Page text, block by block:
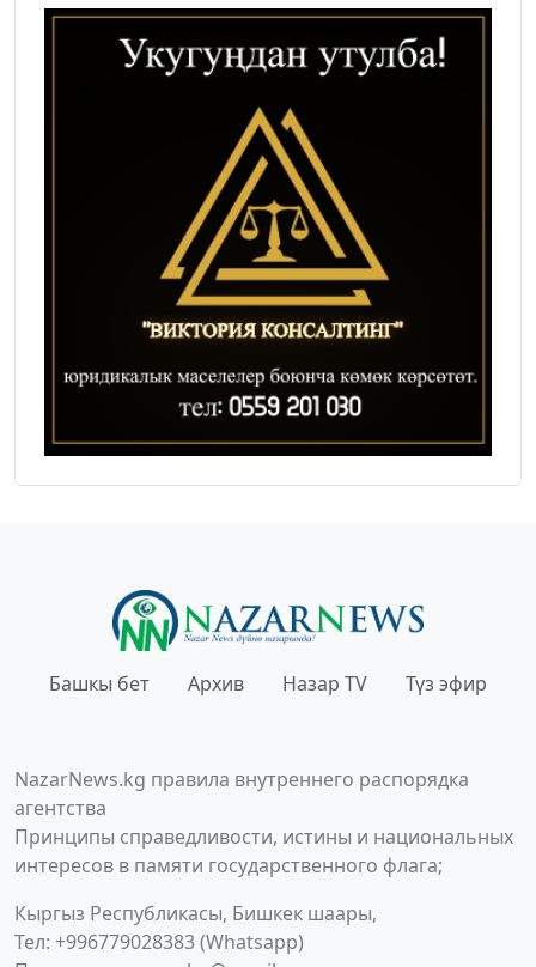
Башкы бет Архив Назар TV Түз эфир
NazarNews.kg правила внутреннего распорядка
агентства
Принципы справедливости, истины и национальных
интересов в памяти государственного флага;
Кыргыз Республикасы, Бишкек шаары,
Тел: +996779028383 (Whatsapp)